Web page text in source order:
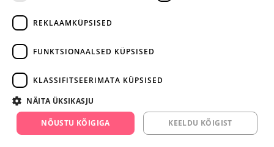
facebook.com/yesyes.ee
Instagram/yesyes.ee
REKLAAMKÜPSISED
FUNKTSIONAALSED KÜPSISED
KLASSIFITSEERIMATA KÜPSISED
NÄITA ÜKSIKASJU
NÕUSTU KÕIGIGA KEELDU KÕIGIST